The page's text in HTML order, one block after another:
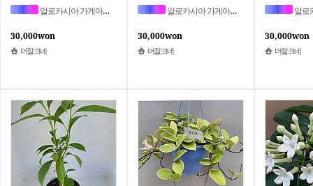
알로카시아 가게아나 아우레아 바리에가타(후발색) Alocasia gageana aurea variegated4
30,000won
더잘크네
알로카시아 가게아나 아우레아 바리에가타(후발색) Alocasia gageana aurea variegated3
30,000won
더잘크네
알로카시아 가게아나
30,000won
더잘크네